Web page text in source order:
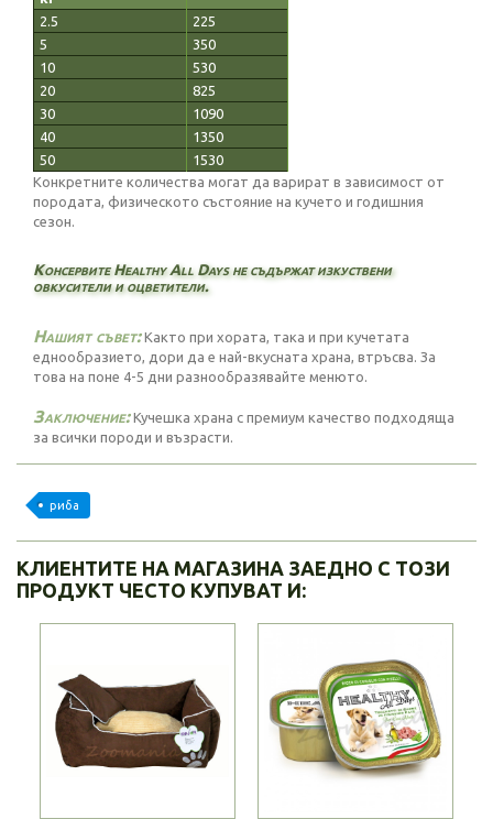
2.5
225
5
350
10
530
20
825
30
1090
40
1350
50
1530
Конкретните количества могат да варират в зависимост от
породата, физическото състояние на кучето и годишния
сезон.
Консервите Healthy All Days не съдържат изкуствени
овкусители и оцветители.
Нашият съвет:Както при хората, така и при кучетата
еднообразието, дори да е най-вкусната храна, втръсва. За
това на поне 4-5 дни разнообразявайте менюто.
Заключение:Кучешка храна с премиум качество подходяща
за всички породи и възрасти.
риба
КЛИЕНТИТЕ НА МАГАЗИНА ЗАЕДНО С ТОЗИ
ПРОДУКТ ЧЕСТО КУПУВАТ И: